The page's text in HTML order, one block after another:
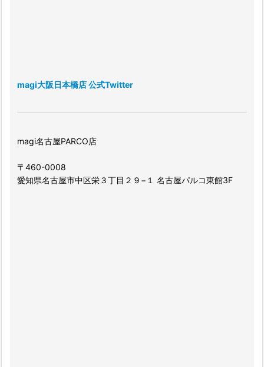
magi大阪日本橋店 公式Twitter
magi名古屋PARCO店
〒460-0008
愛知県名古屋市中区栄３丁目２９−１ 名古屋パルコ東館3F